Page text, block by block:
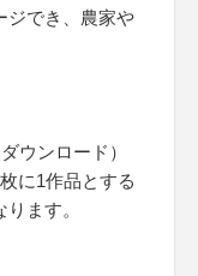
ジでき、農家や
ウンロード）
に1作品とする
ます。